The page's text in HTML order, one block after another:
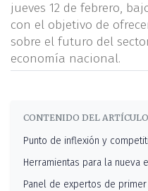
jueves 12 de febrero,
con el objetivo de
sobre el futuro del
economía nacional.
CONTENIDO DEL ARTÍCULO
Punto de inflexión y
Herramientas para la nueva
Panel de expertos de